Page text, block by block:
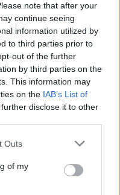
note that after your
continue seeing
information utilized by
to third parties prior to
out of the further
by third parties on the
This information may
on the IAB’s List of
disclose it to other
Outs
of my
odhalili gang
chráněných druhů
papoušků působící v několika
a zajistili asi stovku
S odchytem a
v Praze, Zlíně a Ostravě. V
dočasné útočiště. V
mluvčí Celní správy ČR
policie.
lovu velryb,
Islandské úřady nařídily